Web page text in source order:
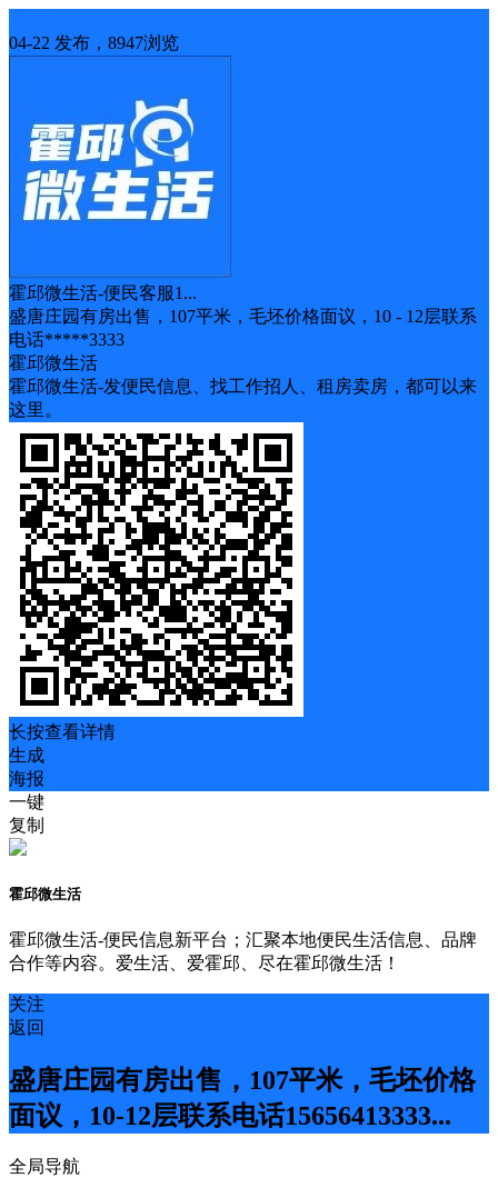
04-22 发布，8947浏览
霍邱微生活-便民客服1...
盛唐庄园有房出售，107平米，毛坯价格面议，10 - 12层联系
电话*****3333
霍邱微生活
霍邱微生活-发便民信息、找工作招人、租房卖房，都可以来
这里。
长按查看详情
生成
海报
一键
复制
霍邱微生活
霍邱微生活-便民信息新平台；汇聚本地便民生活信息、品牌
合作等内容。爱生活、爱霍邱、尽在霍邱微生活！
关注
返回
盛唐庄园有房出售，107平米，毛坯价格
面议，10-12层联系电话15656413333...
全局导航